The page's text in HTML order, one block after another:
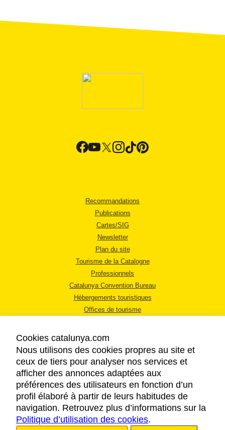
Recommandations
Publications
Cartes/SIG
Newsletter
Plan du site
Tourisme de la Catalogne
Professionnels
Catalunya Convention Bureau
Hébergements touristiques
Offices de tourisme
MENTIONS LÉGALES
RÈGLES DE CONFIDENTIALITÉ
COOKIES
ACCESSIBILITÉ
Cookies catalunya.com
Nous utilisons des cookies propres au site et
ceux de tiers pour analyser nos services et
afficher des annonces adaptées aux
préférences des utilisateurs en fonction d’un
profil élaboré à partir de leurs habitudes de
navigation. Retrouvez plus d’informations sur la
Politique d’utilisation des cookies.